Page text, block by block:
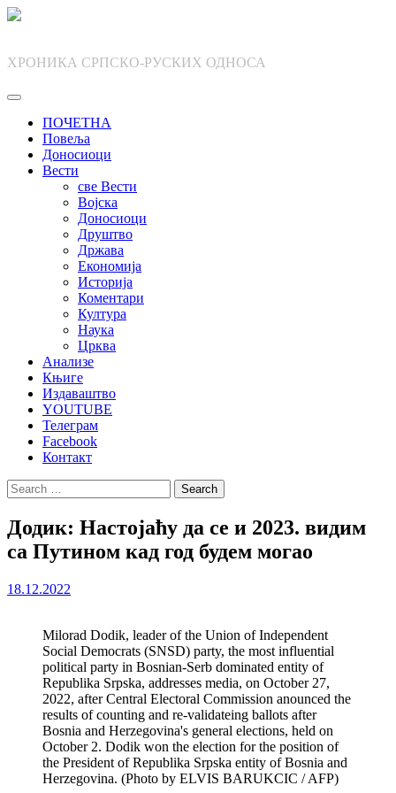
Skip
ХРОНИКА СРПСКО-РУСКИХ ОДНОСА
ПОЧЕТНА
Повеља
Доносиоци
Вести
све Вести
Војска
Доносиоци
Друштво
Држава
Економија
Историја
Коментари
Култура
Наука
Црква
Анализе
Књиге
Издаваштво
YOUTUBE
Телеграм
Facebook
Контакт
Search
for:
Додик: Настојаћу да се и 2023. видим
са Путином кад год будем могао
18.12.2022
Milorad Dodik, leader of the Union of Independent
Social Democrats (SNSD) party, the most influential
political party in Bosnian-Serb dominated entity of
Republika Srpska, addresses media, on October 27,
2022, after Central Electoral Commission anounced the
results of counting and re-validateing ballots after
Bosnia and Herzegovina's general elections, held on
October 2. Dodik won the election for the position of
the President of Republika Srpska entity of Bosnia and
Herzegovina. (Photo by ELVIS BARUKCIC / AFP)